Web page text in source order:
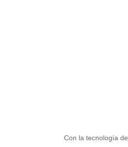
Con la tecnología de